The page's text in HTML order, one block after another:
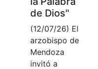
de Dios"
(12/07/26) El
arzobispo de
Mendoza
invitó a